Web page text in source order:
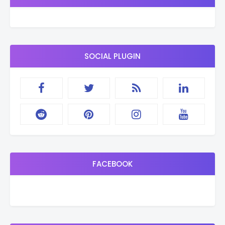
SOCIAL PLUGIN
FACEBOOK